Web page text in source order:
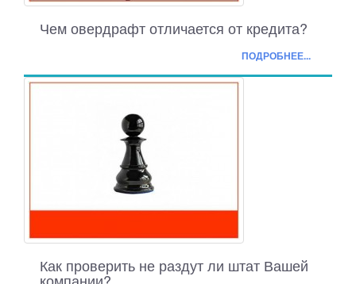
Чем овердрафт отличается от кредита?
ПОДРОБНЕЕ...
Как проверить не раздут ли штат Вашей